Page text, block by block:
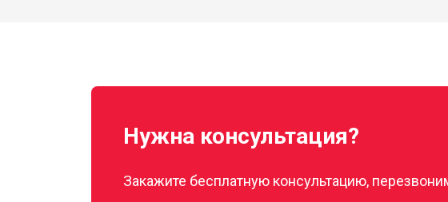
Нужна консультация?
Закажите бесплатную консультацию,